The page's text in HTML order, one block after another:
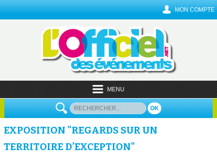
MON COMPTE
MENU
OK
EXPOSITION "REGARDS SUR UN
TERRITOIRE D’EXCEPTION"